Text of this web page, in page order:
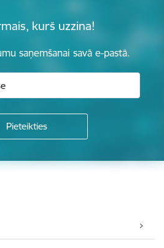
kurš uzzina!
saņemšanai savā e-pastā.